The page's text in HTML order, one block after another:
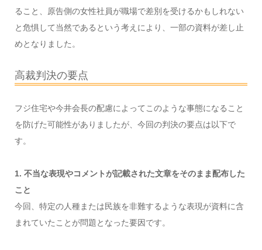
ること、原告側の女性社員が職場で差別を受けるかもしれない
と危惧して当然であるという考えにより、一部の資料が差し止
めとなりました。
高裁判決の要点
フジ住宅や今井会長の配慮によってこのような事態になること
を防げた可能性がありましたが、今回の判決の要点は以下で
す。
1. 不当な表現やコメントが記載された文章をそのまま配布した
こと
今回、特定の人種または民族を非難するような表現が資料に含
まれていたことが問題となった要因です。